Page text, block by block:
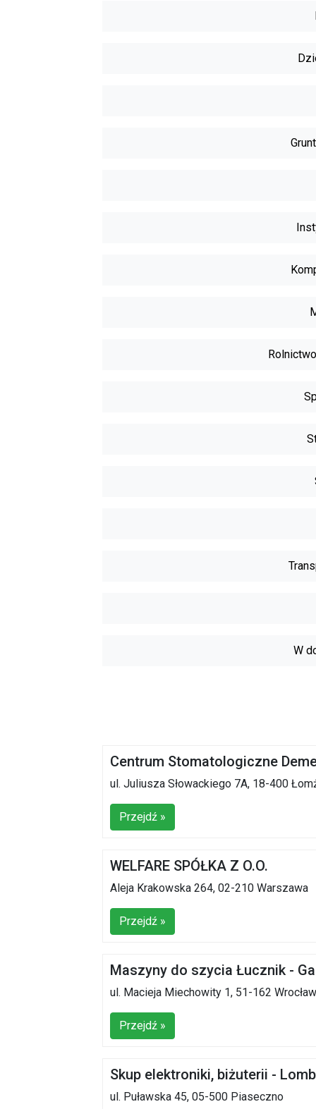
W
Centrum Stomatologiczne
ul. Juliusza Słowackiego 7A, 18-400
Przejdź »
WELFARE SPÓŁKA Z O.O.
Aleja Krakowska 264, 02-210 Warszawa
Przejdź »
Maszyny do szycia Łucznik -
ul. Macieja Miechowity 1, 51-162 Wrocław
Przejdź »
Skup elektroniki, biżuterii -
ul. Puławska 45, 05-500 Piaseczno